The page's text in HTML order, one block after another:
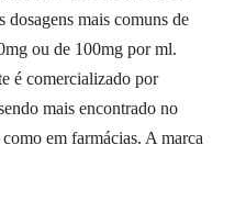
dosagens mais comuns de
ou de 100mg por ml.
é comercializado por
mais encontrado no
em farmácias. A marca